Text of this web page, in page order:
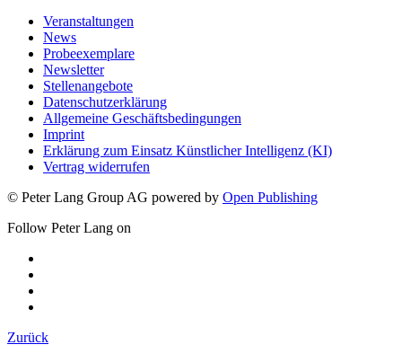
Veranstaltungen
News
Probeexemplare
Newsletter
Stellenangebote
Datenschutzerklärung
Allgemeine Geschäftsbedingungen
Imprint
Erklärung zum Einsatz Künstlicher Intelligenz (KI)
Vertrag widerrufen
© Peter Lang Group AG powered by Open Publishing
Follow Peter Lang on
Zurück